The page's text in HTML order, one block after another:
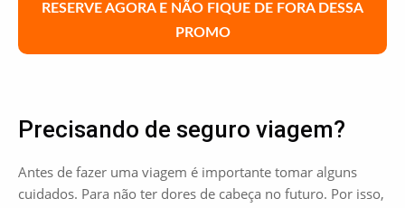
RESERVE AGORA E NÃO FIQUE DE FORA DESSA
PROMO
Precisando de seguro viagem?
Antes de fazer uma viagem é importante tomar alguns
cuidados. Para não ter dores de cabeça no futuro. Por isso,